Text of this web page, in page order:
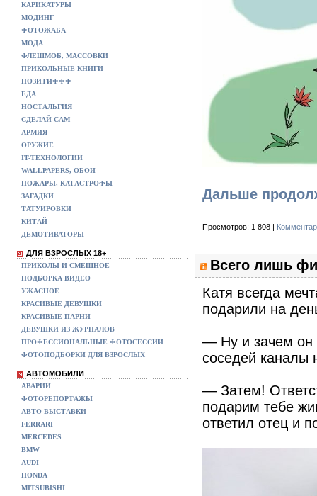
КАРИКАТУРЫ
МОДИНГ
ФОТОЖАБА
МОДА
ФЛЕШМОБ, МАССОВКИ
ПРИКОЛЬНЫЕ КНИГИ
ПОЗИТИФФФ
ЕДА
НОСТАЛЬГИЯ
СДЕЛАЙ САМ
АРМИЯ
ОРУЖИЕ
IT-ТЕХНОЛОГИИ
WALLPAPERS, ОБОИ
ПОЖАРЫ, КАТАСТРОФЫ
ЗАГАДКИ
ТАТУИРОВКИ
КИТАЙ
ДЕМОТИВАТОРЫ
ДЛЯ ВЗРОСЛЫХ 18+
ПРИКОЛЫ И СМЕШНОЕ
ПОДБОРКА ВИДЕО
УЖАСНОЕ
КРАСИВЫЕ ДЕВУШКИ
КРАСИВЫЕ ПАРНИ
ДЕВУШКИ ИЗ ЖУРНАЛОВ
ПРОФЕССИОНАЛЬНЫЕ ФОТОСЕССИИ
ФОТОПОДБОРКИ ДЛЯ ВЗРОСЛЫХ
АВТОМОБИЛИ
АВАРИИ
ФОТОРЕПОРТАЖЫ
АВТО ВЫСТАВКИ
FERRARI
MERCEDES
BMW
AUDI
HONDA
MITSUBISHI
Дальше
Просмотров: 1 808 |
Всего лишь
Катя всегда
подарили на
— Ну и зачем он
соседей каналы
— Затем!
подарим тебе
ответил отец и